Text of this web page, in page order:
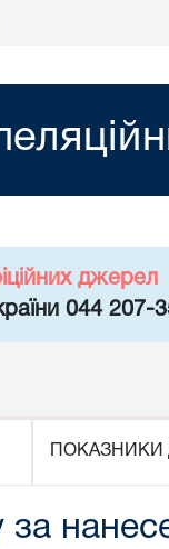
джерел
044 207-
ПОКАЗНИКИ